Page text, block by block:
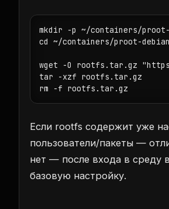
mkdir -p ~/containers/
cd ~/containers/proot-
wget -O rootfs.tar.gz
tar -xzf rootfs.tar.gz
rm -f rootfs.tar.gz
Если rootfs содержит уже
пользователи/пакеты —
нет — после входа в среду
базовую настройку.